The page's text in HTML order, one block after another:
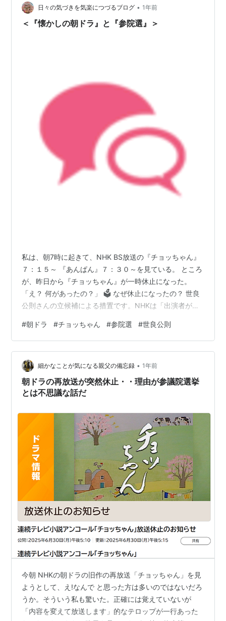
に入りのスイーツです🎵 常に…
日々の気づきを気楽につづるブログ • 1年前
＜『懐かしの朝ドラ』と『参院選』＞
私は、朝7時に起きて、NHK BS放送の『チョッちゃん』
７：１５～ 『あんぱん』７：３０～を見ている。 ところ
が、昨日から『チョッちゃん』が一時休止になった。
「え？ 何があったの？」 🗳️ なぜ休止になったの？ 世良
公則さんの立候補による措置です。NHKは「出演者が参
2025年7月1日〜7月20日まで再放送を急遽お休みすると
発表しました (ja.wikipedia.org)。 🕰️ 放送のスケジュー
ルは？ 休止期間：7月1日朝放送から、投票日の7月20日
まで 再開予定：**7月21日（月）**から、通常通り再開
予定 (ja.wikipedia.…
#朝ドラ #チョッちゃん #参院選 #世良公則
細かなことが気になる親父の備忘録 • 1年前
朝ドラの再放送が突然休止・・理由が参議院選挙
とは不思議な話だ
今朝 NHKの朝ドラの旧作の再放送「チョッちゃん」を見
ようとして、え!なんで と思った方は多いのではないだろ
うか。そういう私も驚いた。正確には覚えていないが
「内容を変えて放送します」的なテロップが一行あった